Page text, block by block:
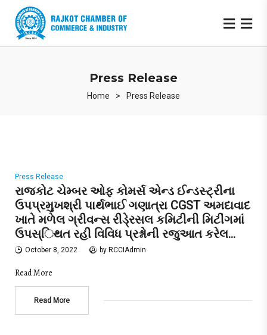
Press Release
Home > Press Release
Press Release
રાજકોટ ચેમ્બર ઓફ કોમર્સ એન્ડ ઈન્ડસ્ટ્રીના
ઉપપ્રમુખશ્રી પાર્થભાઈ ગણાત્રા CGST અમદાવાદ
ખાતે મળેલ ગ્રીવન્સ રીડે્રસલ કમિટીની મિટીંગમાં
ઉપસ્િથત રહી વિવિધ પ્રશ્નોની રજુઆત કરેલ…
October 8, 2022 by RCCIAdmin
Read More
Read More